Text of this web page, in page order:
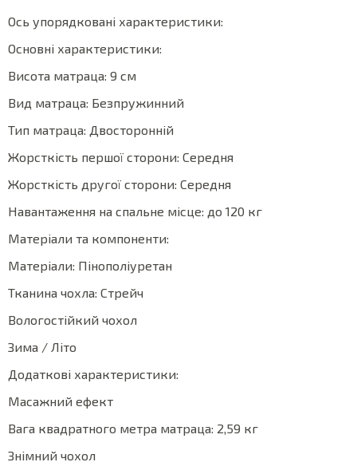
Ось упорядковані характеристики:
Основні характеристики:
Висота матраца: 9 см
Вид матраца: Безпружинний
Тип матраца: Двосторонній
Жорсткість першої сторони: Середня
Жорсткість другої сторони: Середня
Навантаження на спальне місце: до 120 кг
Матеріали та компоненти:
Матеріали: Пінополіуретан
Тканина чохла: Стрейч
Вологостійкий чохол
Зима / Літо
Додаткові характеристики:
Масажний ефект
Вага квадратного метра матраца: 2,59 кг
Знімний чохол